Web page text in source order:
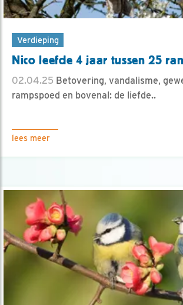
Verdieping
Nico leefde 4 jaar tussen 25
02.04.25 Betovering, vandalisme,
rampspoed en bovenal: de liefde..
lees meer